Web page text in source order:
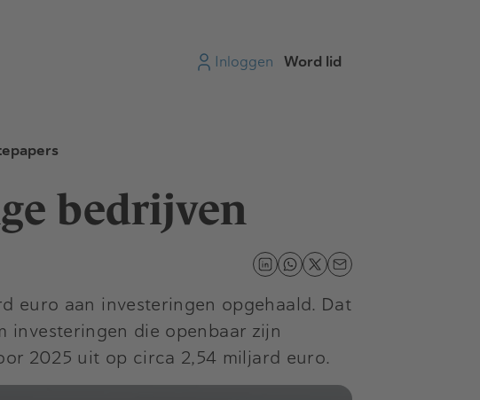
Inloggen Word lid
bedrijven
euro aan investeringen opgehaald. Dat
investeringen die openbaar zijn
2025 uit op circa 2,54 miljard euro.